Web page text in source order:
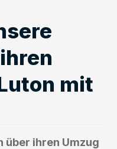
mit
über ihren Umzug